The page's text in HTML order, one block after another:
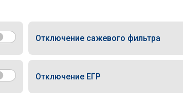
Отключение сажевого фильтра
Отключение ЕГР